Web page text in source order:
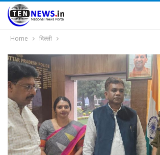
Home दिल्ली